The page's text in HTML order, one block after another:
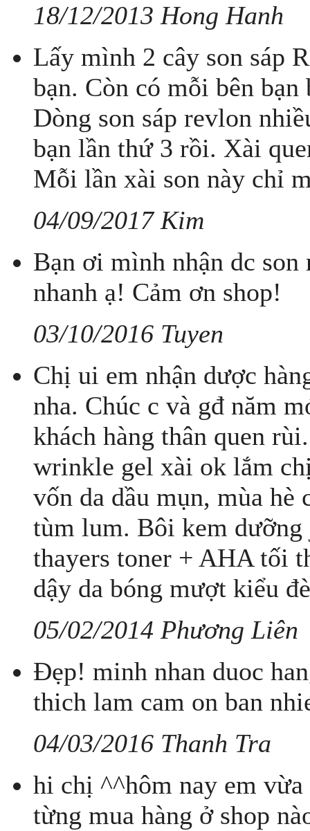
18/12/2013 Hong Hanh
Lấy mình 2 cây son sáp
bạn. Còn có mỗi bên
Dòng son sáp revlon
bạn lần thứ 3 rồi. Xài
Mỗi lần xài son này chỉ
04/09/2017 Kim
Bạn ơi mình nhận dc son
nhanh ạ! Cảm ơn shop!
03/10/2016 Tuyen
Chị ui em nhận dược
nha. Chúc c và gđ năm
khách hàng thân quen
wrinkle gel xài ok lắm
vốn da dầu mụn, mùa
tùm lum. Bôi kem
thayers toner + AHA tối
dậy da bóng mượt kiểu
05/02/2014 Phương Liên
Đẹp! minh nhan duoc
thich lam cam on ban
04/03/2016 Thanh Tra
hi chị ^^hôm nay em vừa
từng mua hàng ở shop